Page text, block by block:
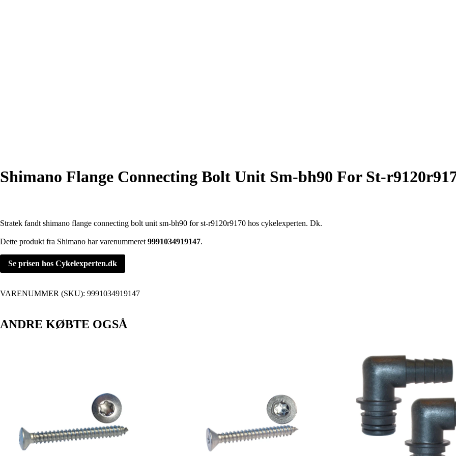
Shimano Flange Connecting Bolt Unit Sm-bh90 For St-
Stratek fandt shimano flange connecting bolt unit sm-bh90 for st-r9120r9170 hos cykelexperten. Dk.
Dette produkt fra Shimano har varenummeret 9991034919147.
Se prisen hos Cykelexperten.dk
VARENUMMER (SKU): 9991034919147
ANDRE KØBTE OGSÅ